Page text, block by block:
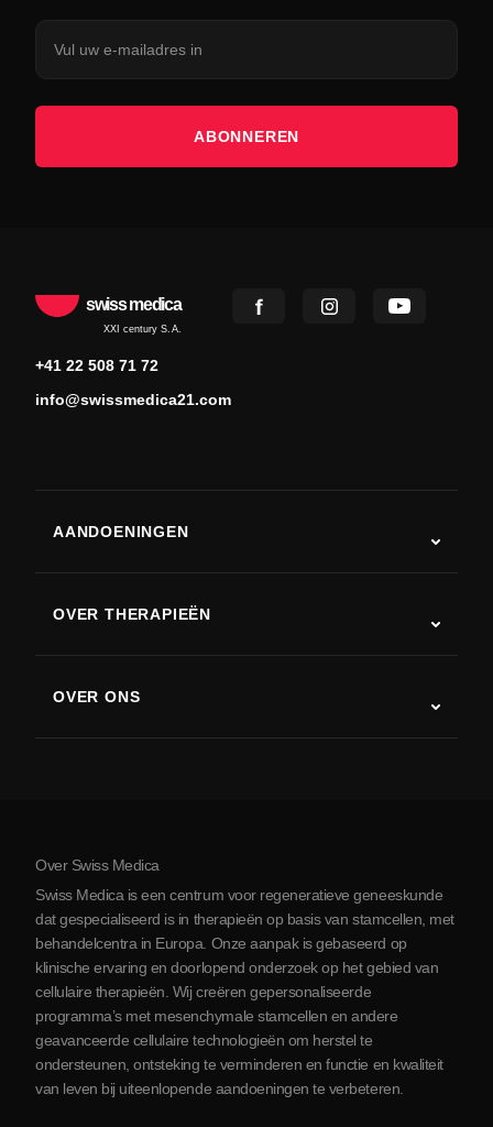
ABONNEREN
swiss medica
XXI century S.A.
+41 22 508 71 72
info@swissmedica21.com
AANDOENINGEN
Ziekte van Parkinson
Artritis
OVER THERAPIEËN
OVER ONS
Over Servië
Partnerschap
Contact opnemen
Over Swiss Medica
Swiss Medica is een centrum voor regeneratieve geneeskunde
dat gespecialiseerd is in therapieën op basis van stamcellen, met
behandelcentra in Europa. Onze aanpak is gebaseerd op
klinische ervaring en doorlopend onderzoek op het gebied van
cellulaire therapieën. Wij creëren gepersonaliseerde
programma’s met mesenchymale stamcellen en andere
geavanceerde cellulaire technologieën om herstel te
ondersteunen, ontsteking te verminderen en functie en kwaliteit
van leven bij uiteenlopende aandoeningen te verbeteren.